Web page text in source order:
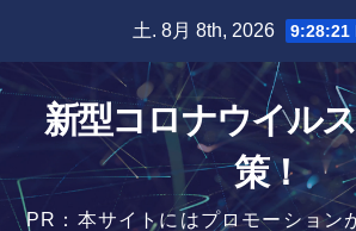
content
土. 8月 8th, 2026 9:28:22
新型コロナウイル
策！
PR：本サイトにはプロモーション